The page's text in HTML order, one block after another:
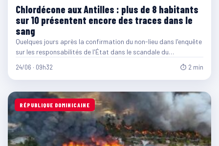
Chlordécone aux Antilles : plus de 8 habitants
sur 10 présentent encore des traces dans le
sang
Quelques jours après la confirmation du non-lieu dans l'enquête
sur les responsabilités de l'État dans le scandale du…
24/06 · 09h32 ⏱ 2 min
RÉPUBLIQUE DOMINICAINE